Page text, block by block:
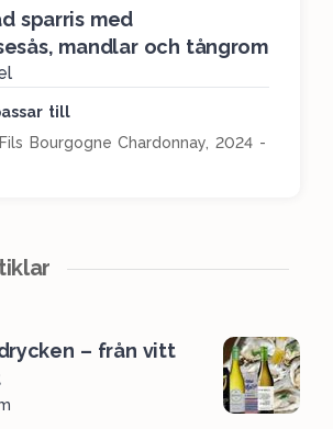
sparris med
mandlar och tångrom
till
Bourgogne Chardonnay, 2024 -
– från vitt